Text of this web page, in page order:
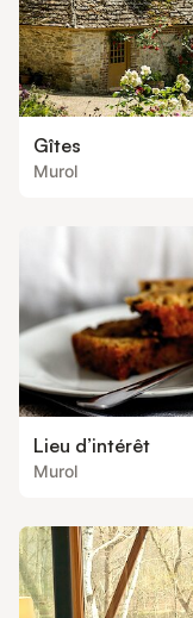
Gîtes
Murol
Lieu d’intérêt
Murol